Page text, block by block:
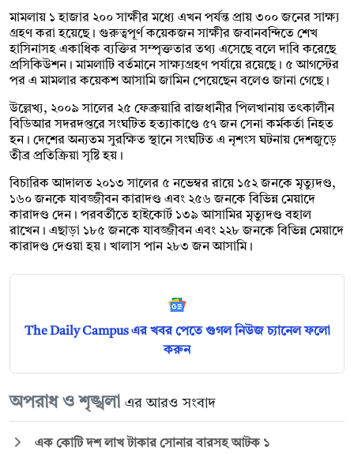
মামলায় ১ হাজার ২০০ সাক্ষীর মধ্যে এখন পর্যন্ত প্রায় ৩০০ জনের সাক্ষ্য
গ্রহণ করা হয়েছে। গুরুত্বপূর্ণ কয়েকজন সাক্ষীর জবানবন্দিতে শেখ
হাসিনাসহ একাধিক ব্যক্তির সম্পৃক্ততার তথ্য এসেছে বলে দাবি করেছে
প্রসিকিউশন। মামলাটি বর্তমানে সাক্ষ্যগ্রহণ পর্যায়ে রয়েছে। ৫ আগস্টের
পর এ মামলার কয়েকশ আসামি জামিন পেয়েছেন বলেও জানা গেছে।
উল্লেখ্য, ২০০৯ সালের ২৫ ফেব্রুয়ারি রাজধানীর পিলখানায় তৎকালীন
বিডিআর সদরদপ্তরে সংঘটিত হত্যাকাণ্ডে ৫৭ জন সেনা কর্মকর্তা নিহত
হন। দেশের অন্যতম সুরক্ষিত স্থানে সংঘটিত এ নৃশংস ঘটনায় দেশজুড়ে
তীব্র প্রতিক্রিয়া সৃষ্টি হয়।
বিচারিক আদালত ২০১৩ সালের ৫ নভেম্বর রায়ে ১৫২ জনকে মৃত্যুদণ্ড,
১৬০ জনকে যাবজ্জীবন কারাদণ্ড এবং ২৫৬ জনকে বিভিন্ন মেয়াদে
কারাদণ্ড দেন। পরবর্তীতে হাইকোর্ট ১৩৯ আসামির মৃত্যুদণ্ড বহাল
রাখেন। এছাড়া ১৮৫ জনকে যাবজ্জীবন এবং ২২৮ জনকে বিভিন্ন মেয়াদে
কারাদণ্ড দেওয়া হয়। খালাস পান ২৮৩ জন আসামি।
The Daily Campus এর খবর পেতে গুগল নিউজ চ্যানেল ফলো
করুন
অপরাধ ও শৃঙ্খলা এর আরও সংবাদ
এক কোটি দশ লাখ টাকার সোনার বারসহ আটক ১